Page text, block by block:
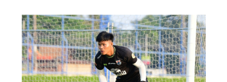
ไทย รุ่นอายุไม่เกิน 23 ปี ลงสนามพบกับ ยูเออี